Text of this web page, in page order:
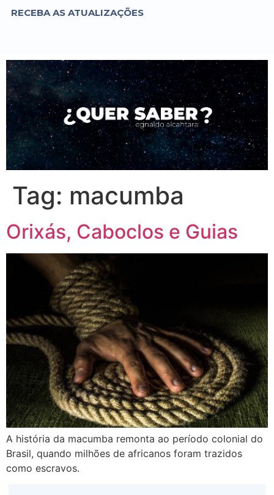
RECEBA AS ATUALIZAÇÕES
Tag: macumba
Orixás, Caboclos e Guias
A história da macumba remonta ao período colonial do
Brasil, quando milhões de africanos foram trazidos
como escravos.